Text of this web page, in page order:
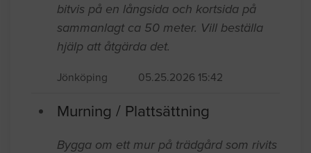
bitvis på en långsida och kortsida på
sammanlagt ca 50 meter. Vill beställa
hjälp att åtgärda det.
Jönköping 05.25.2026 15:42
Murning / Plattsättning
Bygga om ett mur på trädgård som rivits